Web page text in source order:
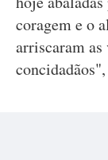
coragem e o
arriscaram as